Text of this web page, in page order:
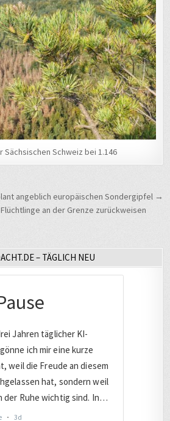
Sächsischen Schweiz bei 1.146
angeblich europäischen Sondergipfel →
an der Grenze zurückweisen
– TÄGLICH NEU